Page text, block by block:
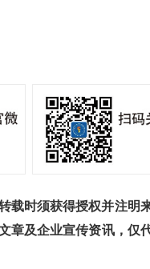
时须获得授权并注明
章及企业宣传资讯，仅